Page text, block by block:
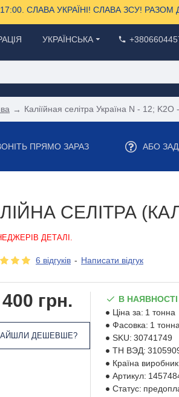
17:00. СЛАВА УКРАЇНІ! СЛАВА ЗСУ!
УКРАЇНСЬКА
Каліїйная селітра Україна N - 12; K2O
ПРЯМО ЗАРАЗ АБО
СЕЛІТРА
ДЕТАЛІ.
6 відгуків - Написати відгук
грн.
ДЕШЕВШЕ?
В НАЯВНОСТІ
Ціна за: 1 тонна
Фасовка: 1 тонна
SKU: 30741749
ТН ВЭД:
Країна
Артикул:
Статус: